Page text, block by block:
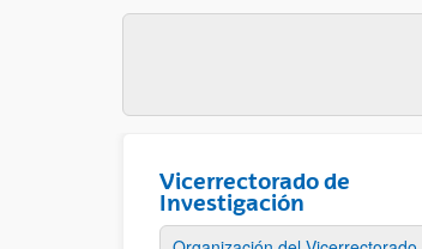
Vicerrectorado de
Investigación